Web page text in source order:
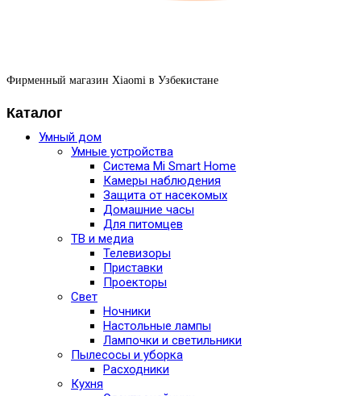
Фирменный магазин Xiaomi в Узбекистане
Каталог
Умный дом
Умные устройства
Система Mi Smart Home
Камеры наблюдения
Защита от насекомых
Домашние часы
Для питомцев
ТВ и медиа
Телевизоры
Приставки
Проекторы
Свет
Ночники
Настольные лампы
Лампочки и светильники
Пылесосы и уборка
Расходники
Кухня